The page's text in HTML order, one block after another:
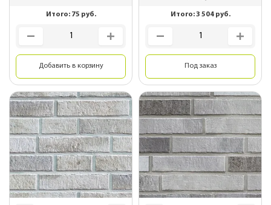
Итого: 75 руб.
Добавить в корзину
Итого:3 504руб.
Под заказ